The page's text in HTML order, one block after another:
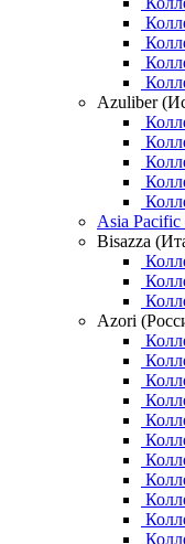
Azuliber
Asia
Bisazza
Azori